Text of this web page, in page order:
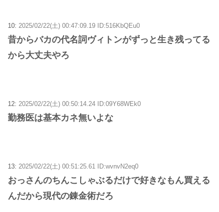
10: 2025/02/22(土) 00:47:09.19 ID:516KbQEu0
昔からバカの代名詞ヴィトンがずっと生き残ってる
から大丈夫やろ
12: 2025/02/22(土) 00:50:14.24 ID:09Y68WEk0
勤務医は基本カネ無いよな
13: 2025/02/22(土) 00:51:25.61 ID:wvnvN2eq0
おっさんのちんこしゃぶるだけで好きなもん買える
んだから現代の錬金術だろ